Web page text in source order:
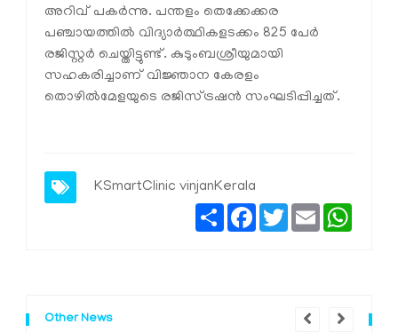
അറിവ് പകര്‍ന്നു. പന്തളം തെക്കേക്കര
പഞ്ചായത്തില്‍ വിദ്യാര്‍ത്ഥികളടക്കം 825 പേര്‍
രജിസ്റ്റര്‍ ചെയ്തിട്ടുണ്ട്. കുടുംബശ്രീയുമായി
സഹകരിച്ചാണ് വിജ്ഞാന കേരളം
തൊഴില്‍മേളയുടെ രജിസ്ട്രഷന്‍ സംഘടിപ്പിച്ചത്.
KSmartClinic vinjanKerala
ShareFacebook
TwitterEmail
Other News